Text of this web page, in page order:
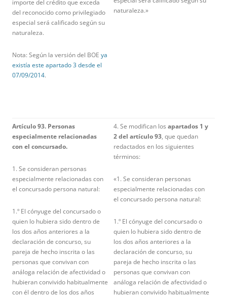
importe del crédito que exceda
del reconocido como privilegiado
especial será calificado según su
naturaleza.
Nota: Según la versión del BOE ya
existía este apartado 3 desde el
07/09/2014.
naturaleza.»
Artículo 93. Personas
especialmente relacionadas
con el concursado.
1. Se consideran personas
especialmente relacionadas con
el concursado persona natural:
1.º El cónyuge del concursado o
quien lo hubiera sido dentro de
los dos años anteriores a la
declaración de concurso, su
pareja de hecho inscrita o las
personas que convivan con
análoga relación de afectividad o
hubieran convivido habitualmente
con él dentro de los dos años
4. Se modifican los apartados 1 y
2 del artículo 93, que quedan
redactados en los siguientes
términos:
«1. Se consideran personas
especialmente relacionadas con
el concursado persona natural:
1.º El cónyuge del concursado o
quien lo hubiera sido dentro de
los dos años anteriores a la
declaración de concurso, su
pareja de hecho inscrita o las
personas que convivan con
análoga relación de afectividad o
hubieran convivido habitualmente